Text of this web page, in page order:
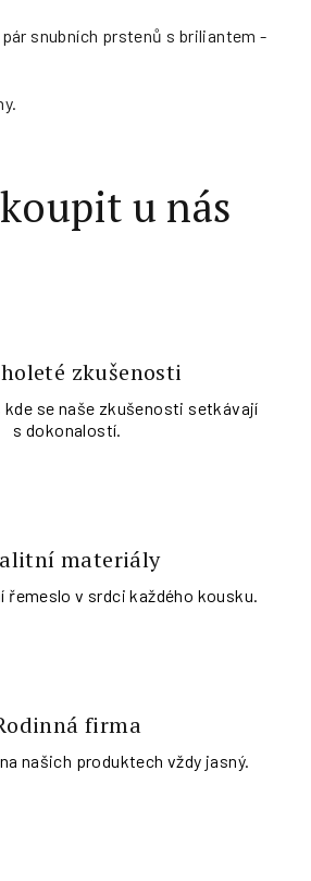
snubních prstenů s briliantem -
u nás
zkušenosti
kde se naše zkušenosti setkávají
s dokonalostí.
materiály
řemeslo v srdci každého kousku.
firma
našich produktech vždy jasný.